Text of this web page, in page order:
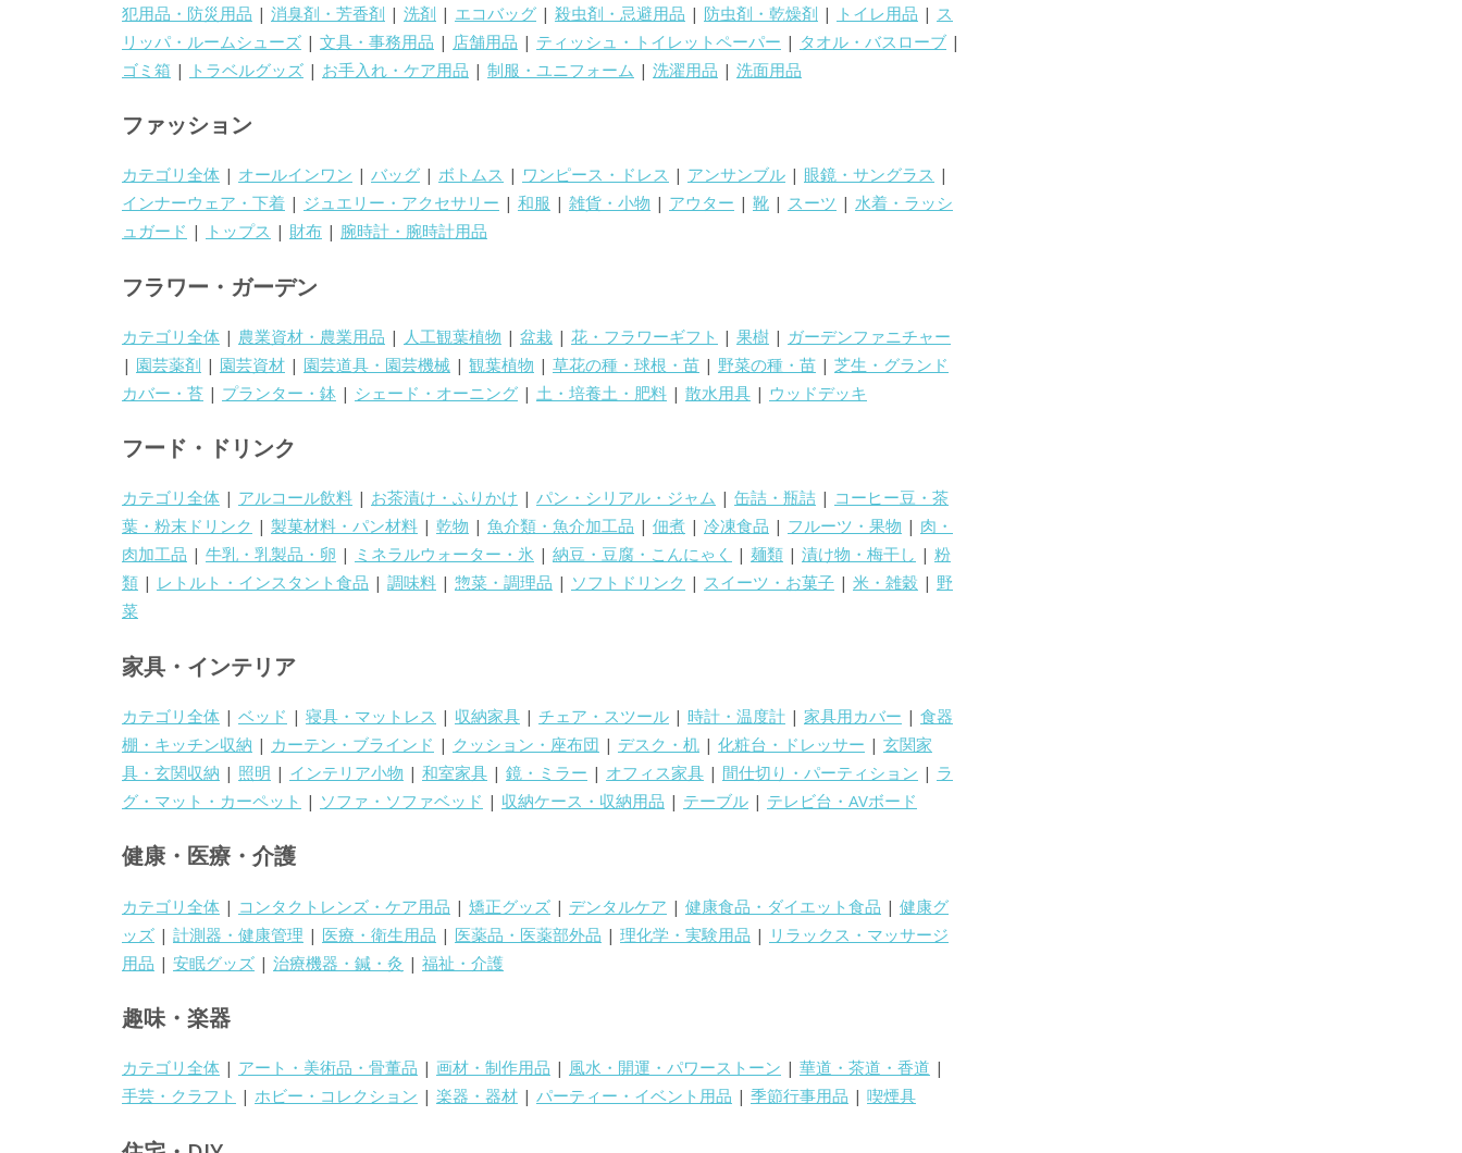
犯用品・防災用品 | 消臭剤・芳香剤 | 洗剤 | エコバッグ | 殺虫剤・忌避用品 | 防虫剤・乾燥剤 | トイレ用品 | ス
リッパ・ルームシューズ | 文具・事務用品 | 店舗用品 | ティッシュ・トイレットペーパー | タオル・バスローブ |
ゴミ箱 | トラベルグッズ | お手入れ・ケア用品 | 制服・ユニフォーム | 洗濯用品 | 洗面用品
ファッション
カテゴリ全体 | オールインワン | バッグ | ボトムス | ワンピース・ドレス | アンサンブル | 眼鏡・サングラス |
インナーウェア・下着 | ジュエリー・アクセサリー | 和服 | 雑貨・小物 | アウター | 靴 | スーツ | 水着・ラッシ
ュガード | トップス | 財布 | 腕時計・腕時計用品
フラワー・ガーデン
カテゴリ全体 | 農業資材・農業用品 | 人工観葉植物 | 盆栽 | 花・フラワーギフト | 果樹 | ガーデンファニチャー
| 園芸薬剤 | 園芸資材 | 園芸道具・園芸機械 | 観葉植物 | 草花の種・球根・苗 | 野菜の種・苗 | 芝生・グランド
カバー・苔 | プランター・鉢 | シェード・オーニング | 土・培養土・肥料 | 散水用具 | ウッドデッキ
フード・ドリンク
カテゴリ全体 | アルコール飲料 | お茶漬け・ふりかけ | パン・シリアル・ジャム | 缶詰・瓶詰 | コーヒー豆・茶
葉・粉末ドリンク | 製菓材料・パン材料 | 乾物 | 魚介類・魚介加工品 | 佃煮 | 冷凍食品 | フルーツ・果物 | 肉・
肉加工品 | 牛乳・乳製品・卵 | ミネラルウォーター・氷 | 納豆・豆腐・こんにゃく | 麺類 | 漬け物・梅干し | 粉
類 | レトルト・インスタント食品 | 調味料 | 惣菜・調理品 | ソフトドリンク | スイーツ・お菓子 | 米・雑穀 | 野
菜
家具・インテリア
カテゴリ全体 | ベッド | 寝具・マットレス | 収納家具 | チェア・スツール | 時計・温度計 | 家具用カバー | 食器
棚・キッチン収納 | カーテン・ブラインド | クッション・座布団 | デスク・机 | 化粧台・ドレッサー | 玄関家
具・玄関収納 | 照明 | インテリア小物 | 和室家具 | 鏡・ミラー | オフィス家具 | 間仕切り・パーティション | ラ
グ・マット・カーペット | ソファ・ソファベッド | 収納ケース・収納用品 | テーブル | テレビ台・AVボード
健康・医療・介護
カテゴリ全体 | コンタクトレンズ・ケア用品 | 矯正グッズ | デンタルケア | 健康食品・ダイエット食品 | 健康グ
ッズ | 計測器・健康管理 | 医療・衛生用品 | 医薬品・医薬部外品 | 理化学・実験用品 | リラックス・マッサージ
用品 | 安眠グッズ | 治療機器・鍼・灸 | 福祉・介護
趣味・楽器
カテゴリ全体 | アート・美術品・骨董品 | 画材・制作用品 | 風水・開運・パワーストーン | 華道・茶道・香道 |
手芸・クラフト | ホビー・コレクション | 楽器・器材 | パーティー・イベント用品 | 季節行事用品 | 喫煙具